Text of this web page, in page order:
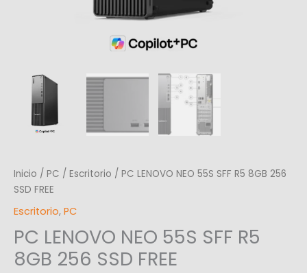
Inicio / PC / Escritorio / PC LENOVO NEO 55S SFF R5 8GB 256
SSD FREE
Escritorio, PC
PC LENOVO NEO 55S SFF R5
8GB 256 SSD FREE